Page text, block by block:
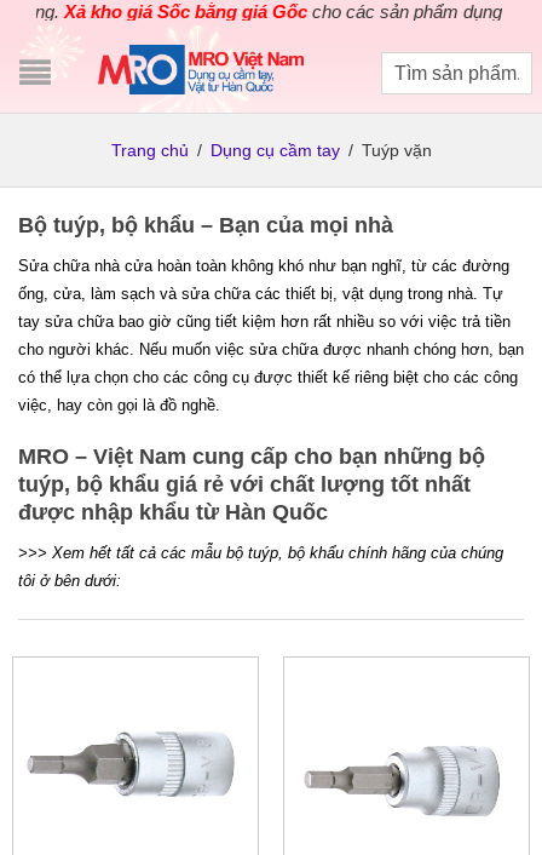
Xả kho giá Sốc bằng giá Gốccho các sản phẩm dụng cụ điện
Trang chủ / Dụng cụ cầm tay / Tuýp vặn
Bộ tuýp, bộ khẩu – Bạn của mọi nhà
Sửa chữa nhà cửa hoàn toàn không khó như bạn nghĩ, từ các đường
ống, cửa, làm sạch và sửa chữa các thiết bị, vật dụng trong nhà. Tự
tay sửa chữa bao giờ cũng tiết kiệm hơn rất nhiều so với việc trả tiền
cho người khác. Nếu muốn việc sửa chữa được nhanh chóng hơn, bạn
có thể lựa chọn cho các công cụ được thiết kế riêng biệt cho các công
việc, hay còn gọi là đồ nghề.
MRO – Việt Nam cung cấp cho bạn những bộ
tuýp, bộ khẩu giá rẻ với chất lượng tốt nhất
được nhập khẩu từ Hàn Quốc
>>> Xem hết tất cả các mẫu bộ tuýp, bộ khẩu chính hãng của chúng
tôi ở bên dưới: